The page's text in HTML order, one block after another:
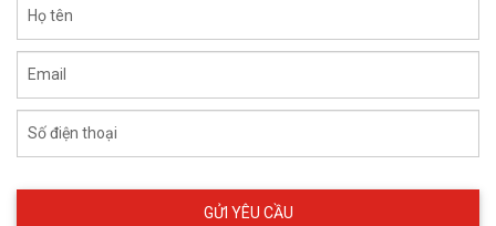
Họ tên
Email
Số điện thoại